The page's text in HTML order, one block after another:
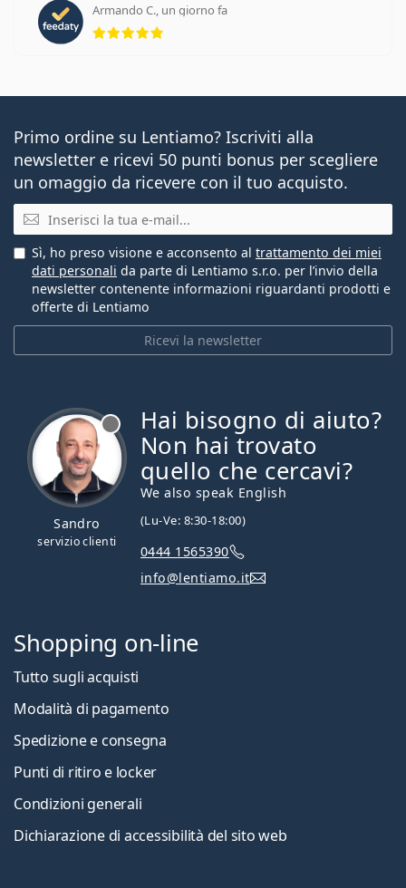
Armando C., un giorno fa
valutazione 5 di 5
Primo ordine su Lentiamo? Iscriviti alla
newsletter e ricevi 50 punti bonus per scegliere
un omaggio da ricevere con il tuo acquisto.
E-mail
Ricevi la newsletter
Sì, ho preso visione e acconsento al trattamento dei miei
dati personali da parte di Lentiamo s.r.o. per l’invio della
newsletter contenente informazioni riguardanti prodotti e
offerte di Lentiamo
Sandro
servizio clienti
Hai bisogno di aiuto?
Non hai trovato
quello che cercavi?
We also speak English
(Lu-Ve: 8:30-18:00)
0444 1565390
info@lentiamo.it
Shopping on-line
Tutto sugli acquisti
Modalità di pagamento
Spedizione e consegna
Punti di ritiro e locker
Condizioni generali
Dichiarazione di accessibilità del sito web